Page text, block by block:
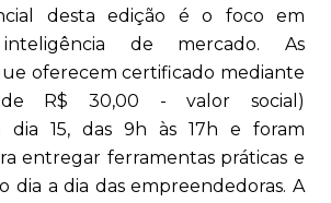
desta edição é o foco em
de mercado. As
oferecem certificado mediante
de R$ 30,00 - valor social)
dia 15, das 9h às 17h e foram
entregar ferramentas práticas e
dia a dia das empreendedoras. A